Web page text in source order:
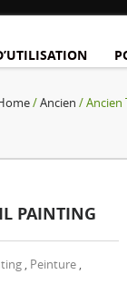
/Ancien / Ancien
PAINTING
, Peinture ,